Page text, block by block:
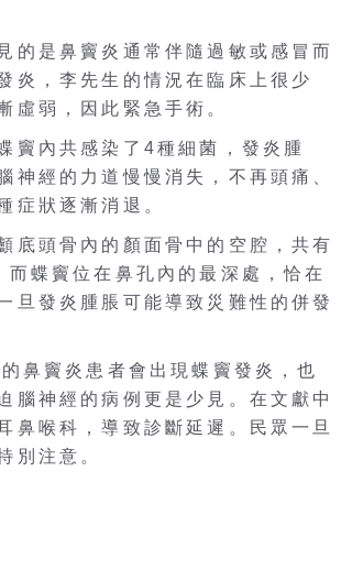
的是鼻竇炎通常伴隨過敏或感冒而
炎，李先生的情況在臨床上很少
虛弱，因此緊急手術。
竇內共感染了4種細菌，發炎腫
神經的力道慢慢消失，不再頭痛、
症狀逐漸消退。
底頭骨內的顏面骨中的空腔，共有
蝶竇位在鼻孔內的最深處，恰在
旦發炎腫脹可能導致災難性的併發
鼻竇炎患者會出現蝶竇發炎，也
腦神經的病例更是少見。在文獻中
鼻喉科，導致診斷延遲。民眾一旦
別注意。